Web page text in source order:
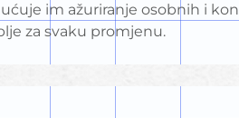
im ažuriranje osobnih i
za svaku promjenu.